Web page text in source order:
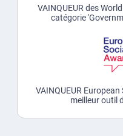
VAINQUEUR des
catégorie
VAINQUEUR
meilleur outil